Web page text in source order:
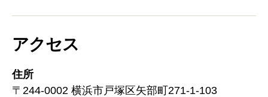
アクセス
住所
〒244-0002 横浜市戸塚区矢部町271-1-103